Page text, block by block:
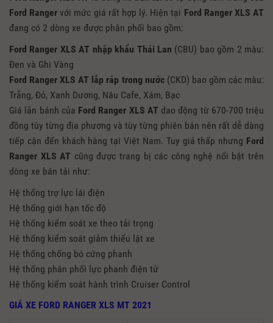
Ford Ranger với mức giá rất hợp lý. Hiện tại Ford Ranger XLS AT
đang có 2 dòng xe được phân phối bao gồm:
Ford Ranger XLS AT nhập khẩu Thái Lan (CBU) bao gồm 2 màu:
Đen và Ghi Vàng
Ford Ranger XLS AT lắp ráp trong nước(CKD) bao gồm các màu:
Trắng, Đỏ, Xanh Dương, Nâu Cafe, Xám, Bạc
Giá lăn bánh của Ford Ranger XLS AT dao động từ 670-700 triệu
đồng tùy từng địa phương và tùy từng phiên bản nên rất dễ dàng
tiếp cận đến khách hàng tại Việt Nam. Tuy giá thấp nhưng Ford
Ranger XLS AT cũng được trang bị các công nghệ nổi bật trên
dòng xe bán tải như:
Hệ thống trợ lực lái điện
Hệ thống giới hạn tốc độ
Hệ thống kiểm soát xe theo tải trọng
Hệ thống kiểm soát giảm thiểu lật xe
Hệ thống chống bó cứng phanh
Hệ thống phân phối lực phanh điện tử
Hệ thống kiểm soát hành trình Cruiser Control
GIÁ XE FORD RANGER XLS MT 2021